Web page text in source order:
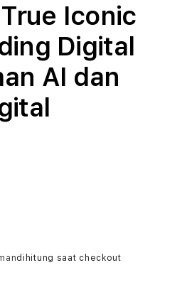
a Iconic
Digital
AI dan
dihitung saat checkout